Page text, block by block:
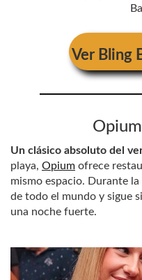
Ver Bling
Un clásico absoluto del
playa, Opium ofrece
mismo espacio. Durante
de todo el mundo y sigue
una noche fuerte.